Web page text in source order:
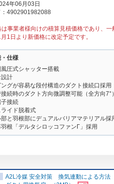
年06月03日
：4902901982088
事業者様向けの積算見積価格であり、一
1日より新価格に改定予定です。
仕様
風圧式シャッター搭載
設計
ングが容易な段付構造のダクト接続口採用
接続時のダクト方向微調整可能（全方向7°）
子接続
ライド脱着式
部と羽根部にデュアルバリアマテリアル採
羽根「デルタシロッコファンΓ」採用
A2L冷媒 安全対策 換気連動による方法